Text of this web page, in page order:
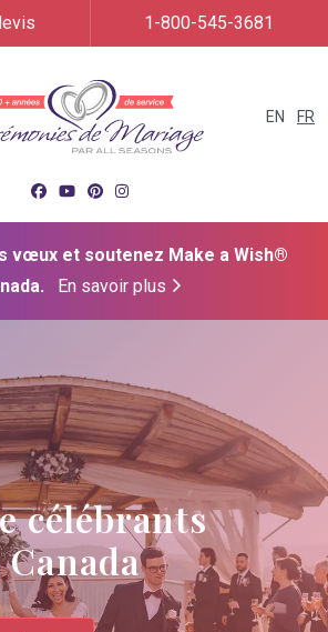
EN FR
1-800-545-3681
vœux et soutenez Make a Wish®
En savoir plus
célébrants